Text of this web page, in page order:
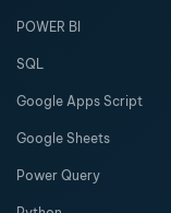
POWER BI
SQL
Google Apps Script
Google Sheets
Power Query